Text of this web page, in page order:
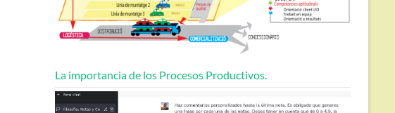
La importancia de los Procesos Productivos.